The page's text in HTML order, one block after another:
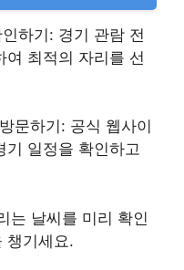
하기: 경기 관람 전
여 최적의 자리를 선
문하기: 공식 웹사이
기 일정을 확인하고
는 날씨를 미리 확인
챙기세요.